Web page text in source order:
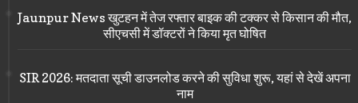
Jaunpur News खुटहन में तेज रफ्तार बाइक की टक्कर से किसान की मौत,
सीएचसी में डॉक्टरों ने किया मृत घोषित
SIR 2026: मतदाता सूची डाउनलोड करने की सुविधा शुरू, यहां से देखें अपना
नाम